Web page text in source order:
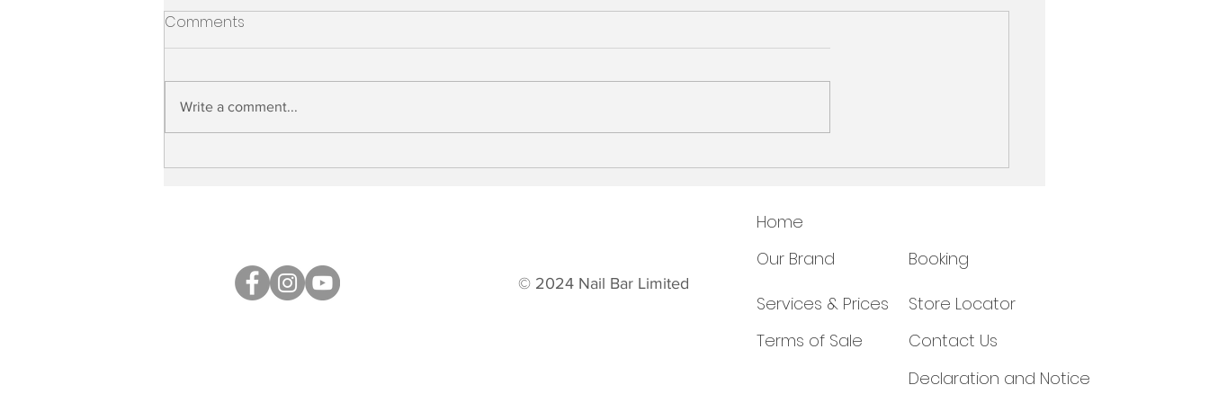
坑口店最新通知
太古店搬遷通知 Relocation
配合政府防疫，暫停營業直至
Comments
Write a comment...
Home
Our Brand
© 2024 Nail Bar Limited
Services & Prices
Terms of Sale
Booking
Store Locator
Contact Us
Declaration and Notice